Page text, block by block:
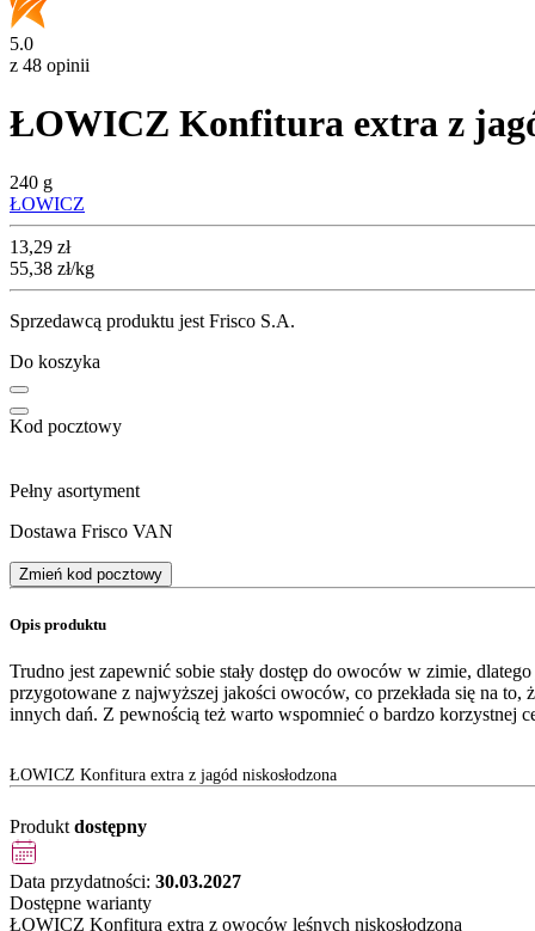
5.0
z 48 opinii
ŁOWICZ Konfitura extra z
240 g
ŁOWICZ
Cena
13,29 zł
55,38 zł/kg
Sprzedawcą produktu jest Frisco S.A.
Do koszyka
Kod pocztowy
Pełny asortyment
Dostawa Frisco VAN
Zmień kod pocztowy
Opis produktu
Trudno jest zapewnić sobie stały dostęp do owoców w zimie,
przygotowane z najwyższej jakości owoców, co przekłada się na
innych dań. Z pewnością też warto wspomnieć o bardzo korzystnej
ŁOWICZ Konfitura extra z jagód niskosłodzona
Produkt dostępny
Data przydatności: 30.03.2027
Dostępne warianty
ŁOWICZ Konfitura extra z owoców leśnych niskosłodzona